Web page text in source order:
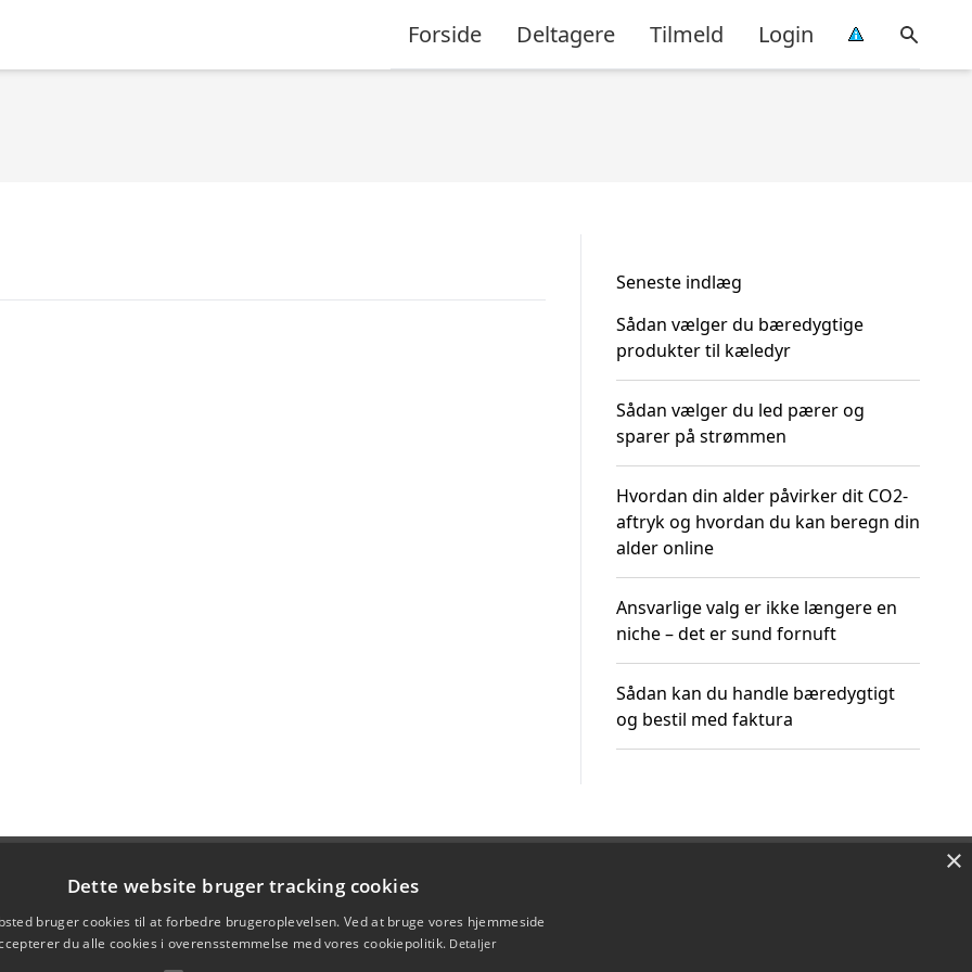
Forside Deltagere Tilmeld Login
Seneste indlæg
Sådan vælger du bæredygtige
produkter til kæledyr
Sådan vælger du led pærer og
sparer på strømmen
Hvordan din alder påvirker dit CO2-
aftryk og hvordan du kan beregn din
alder online
Ansvarlige valg er ikke længere en
niche – det er sund fornuft
Sådan kan du handle bæredygtigt
og bestil med faktura
×
Dette website bruger tracking cookies
bruger cookies til at forbedre brugeroplevelsen. Ved at bruge vores hjemmeside
du alle cookies i overensstemmelse med vores cookiepolitik. Detaljer